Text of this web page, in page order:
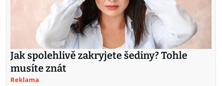
Jak spolehlivě zakryjete šediny? Tohle
musíte znát
Reklama